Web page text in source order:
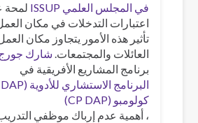
في المجلس العلمي ISSUP
لمحة
اعتبارات التدخلات في مكان
تأثير هذه الأمور يتجاوز مكان
العائلات والمجتمعات. شارك
برنامج المشاريع الأفريقية في
كولومبو (CP DAP)
، أهمية عدم إرباك موظفي